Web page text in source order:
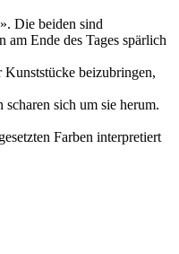
Die beiden sind
Ende des Tages spärlich
beizubringen,
sich um sie herum.
Farben interpretiert